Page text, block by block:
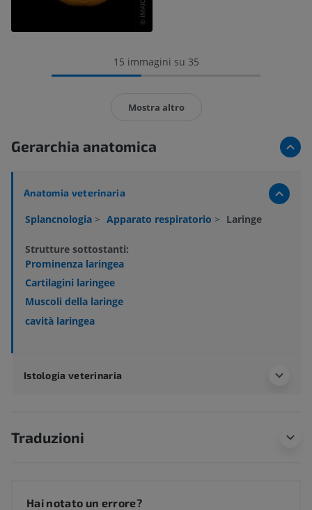
15 immagini su 35
Mostra altro
Gerarchia anatomica
Anatomia veterinaria
Splancnologia > Apparato respiratorio > Laringe
Strutture sottostanti:
Prominenza laringea
Cartilagini laringee
Muscoli della laringe
cavità laringea
Istologia veterinaria
Traduzioni
Hai notato un errore?